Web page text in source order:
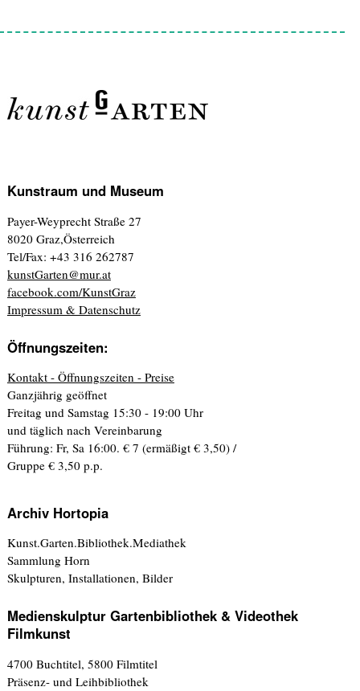
Kunstraum und Museum
Payer-Weyprecht Straße 27
8020 Graz,Österreich
Tel/Fax: +43 316 262787
kunstGarten@mur.at
facebook.com/KunstGraz
Impressum & Datenschutz
Öffnungszeiten:
Kontakt - Öffnungszeiten - Preise
Ganzjährig geöffnet
Freitag und Samstag 15:30 - 19:00 Uhr
und täglich nach Vereinbarung
Führung: Fr, Sa 16:00. € 7 (ermäßigt € 3,50) /
Gruppe € 3,50 p.p.
Archiv Hortopia
Kunst.Garten.Bibliothek.Mediathek
Sammlung Horn
Skulpturen, Installationen, Bilder
Medienskulptur Gartenbibliothek & Videothek
Filmkunst
4700 Buchtitel, 5800 Filmtitel
Präsenz- und Leihbibliothek